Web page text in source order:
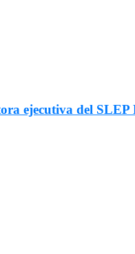
ejecutiva del